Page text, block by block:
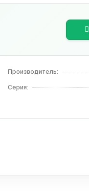
Производитель:
Серия: